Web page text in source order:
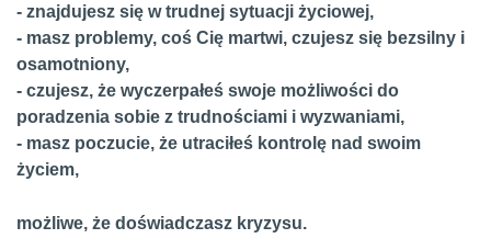
- znajdujesz się w trudnej sytuacji życiowej,
- masz problemy, coś Cię martwi, czujesz się bezsilny i
osamotniony,
- czujesz, że wyczerpałeś swoje możliwości do
poradzenia sobie z trudnościami i wyzwaniami,
- masz poczucie, że utraciłeś kontrolę nad swoim
życiem,
możliwe, że doświadczasz kryzysu.